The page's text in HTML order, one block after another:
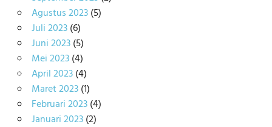
Agustus 2023(5)
Juli 2023(6)
Juni 2023(5)
Mei 2023(4)
April 2023(4)
Maret 2023(1)
Februari 2023(4)
Januari 2023(2)